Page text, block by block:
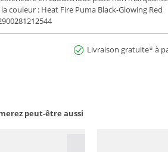
couleur : Heat Fire Puma Black-Glowing Red
Livraison gratuite* à
peut-être aussi